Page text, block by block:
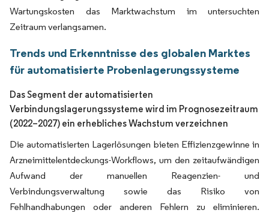
Wartungskosten das Marktwachstum im untersuchten
Zeitraum verlangsamen.
Trends und Erkenntnisse des globalen Marktes
für automatisierte Probenlagerungssysteme
Das Segment der automatisierten
Verbindungslagerungssysteme wird im Prognosezeitraum
(2022–2027) ein erhebliches Wachstum verzeichnen
Die automatisierten Lagerlösungen bieten Effizienzgewinne in
Arzneimittelentdeckungs-Workflows, um den zeitaufwändigen
Aufwand der manuellen Reagenzien- und
Verbindungsverwaltung sowie das Risiko von
Fehlhandhabungen oder anderen Fehlern zu eliminieren.